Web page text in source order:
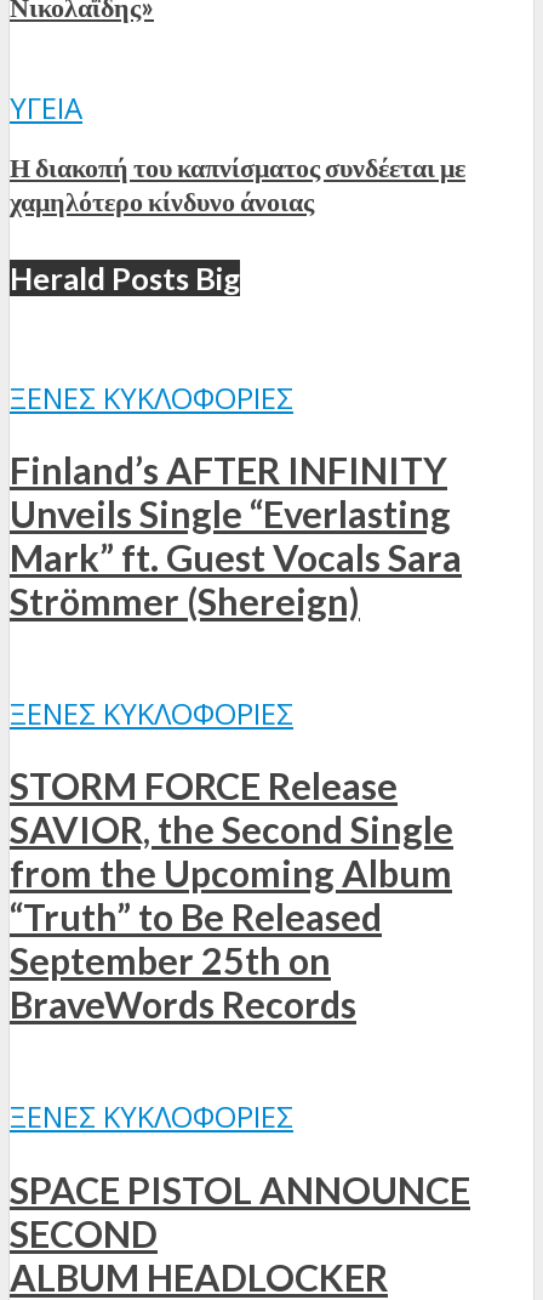
Νικολαΐδης»
ΥΓΕΊΑ
Η διακοπή του καπνίσματος συνδέεται με
χαμηλότερο κίνδυνο άνοιας
Herald Posts Big
ΞΈΝΕΣ ΚΥΚΛΟΦΟΡΊΕΣ
Finland’s AFTER INFINITY
Unveils Single “Everlasting
Mark” ft. Guest Vocals Sara
Strömmer (Shereign)
ΞΈΝΕΣ ΚΥΚΛΟΦΟΡΊΕΣ
STORM FORCE Release
SAVIOR, the Second Single
from the Upcoming Album
“Truth” to Be Released
September 25th on
BraveWords Records
ΞΈΝΕΣ ΚΥΚΛΟΦΟΡΊΕΣ
SPACE PISTOL ANNOUNCE
SECOND
ALBUM HEADLOCKER